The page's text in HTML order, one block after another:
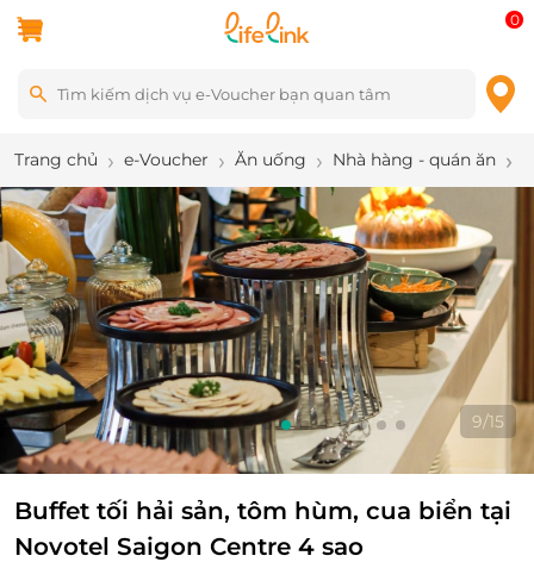
0
Trang chủ e-Voucher Ăn uống Nhà hàng - quán ăn
9/15
Buffet tối hải sản, tôm hùm, cua biển tại
Novotel Saigon Centre 4 sao